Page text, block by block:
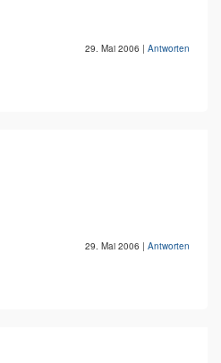
29. Mai 2006 | Antworten
29. Mai 2006 | Antworten